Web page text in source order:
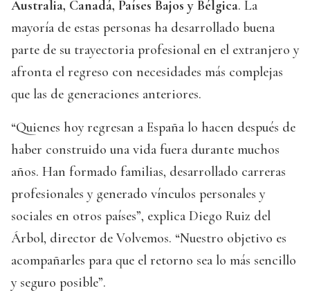
Australia, Canadá, Países Bajos y Bélgica. La
mayoría de estas personas ha desarrollado buena
parte de su trayectoria profesional en el extranjero y
afronta el regreso con necesidades más complejas
que las de generaciones anteriores.
“Quienes hoy regresan a España lo hacen después de
haber construido una vida fuera durante muchos
años. Han formado familias, desarrollado carreras
profesionales y generado vínculos personales y
sociales en otros países”, explica Diego Ruiz del
Árbol, director de Volvemos. “Nuestro objetivo es
acompañarles para que el retorno sea lo más sencillo
y seguro posible”.